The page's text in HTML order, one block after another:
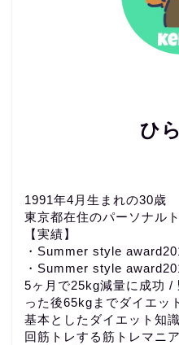
ひ
1991年4月生まれの30歳
東京都在住のパーソナル
【実績】
・Summer style
・Summer style
5ヶ月で25kg減量に成功 /
った後65kgまでダイエッ
基本としたダイエット知
回筋トレする筋トレマニ